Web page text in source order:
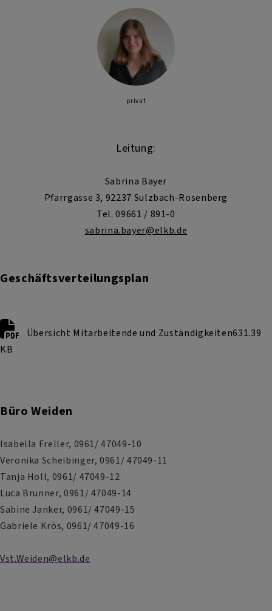
privat
Leitung:
Sabrina Bayer
Pfarrgasse 3, 92237 Sulzbach-Rosenberg
Tel. 09661 / 891-0
sabrina.bayer@elkb.de
Geschäftsverteilungsplan
Übersicht Mitarbeitende und Zuständigkeiten631.39
KB
Büro Weiden
Isabella Freller, 0961/ 47049-10
Veronika Scheibinger, 0961/ 47049-11
Tanja Holl, 0961/ 47049-12
Luca Brunner, 0961/ 47049-14
Sabine Janker, 0961/ 47049-15
Gabriele Krös, 0961/ 47049-16
Vst.Weiden@elkb.de